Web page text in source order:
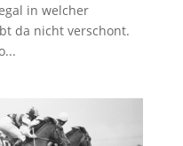
in welcher
da nicht verschont.